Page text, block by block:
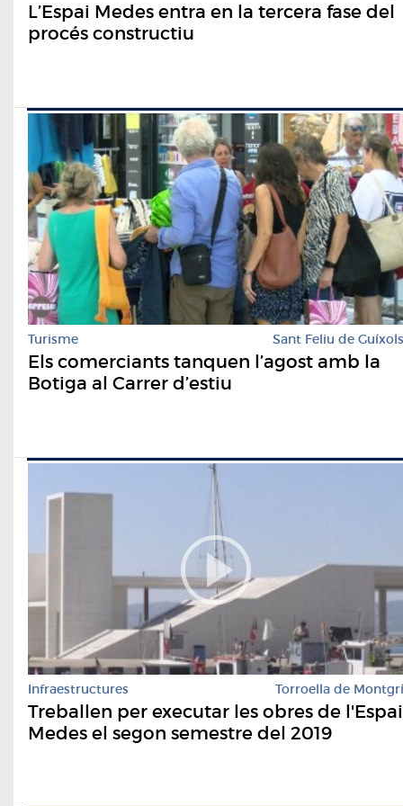
L’Espai Medes entra en la tercera fase del
procés constructiu
Turisme Sant Feliu de Guíxols
Els comerciants tanquen l’agost amb la
Botiga al Carrer d’estiu
Infraestructures Torroella de Montgrí
Treballen per executar les obres de l'Espai
Medes el segon semestre del 2019